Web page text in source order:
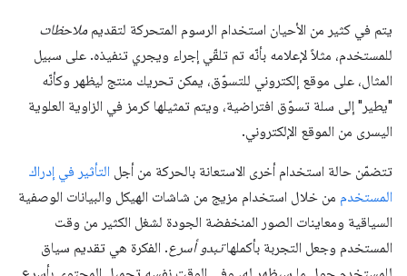
يتم في كثير من الأحيان استخدام الرسوم المتحركة لتقديم ملاحظات
للمستخدم، مثلاً لإعلامه بأنّه تم تلقّي إجراء ويجري تنفيذه. على سبيل
المثال، على موقع إلكتروني للتسوّق، يمكن تحريك منتج ليظهر وكأنّه
"يطير" إلى سلة تسوّق افتراضية، ويتم تمثيلها كرمز في الزاوية العلوية
اليسرى من الموقع الإلكتروني.
تتضمّن حالة استخدام أخرى الاستعانة بالحركة من أجل التأثير في إدراك
المستخدم من خلال استخدام مزيج من شاشات الهيكل والبيانات الوصفية
السياقية ومعاينات الصور المنخفضة الجودة لشغل الكثير من وقت
المستخدم وجعل التجربة بأكملهاتبدو أسرع. الفكرة هي تقديم سياق